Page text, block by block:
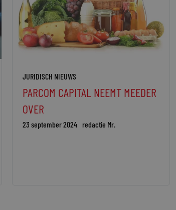
JURIDISCH NIEUWS
PARCOM CAPITAL NEEMT MEEDER
OVER
23 september 2024 redactie Mr.